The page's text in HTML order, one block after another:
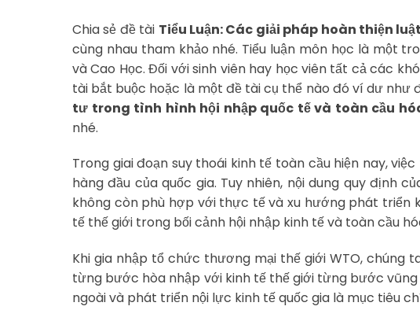
Chia sẻ đề tài Tiểu Luận: Các giải pháp hoàn thiện
cùng nhau tham khảo nhé. Tiểu luận môn học là một
và Cao Học. Đối với sinh viên hay học viên tất cả các
tài bắt buộc hoặc là một đề tài cụ thể nào đó ví dư như
tư trong tình hình hội nhập quốc tế và toàn cầu
nhé.
Trong giai đoạn suy thoái kinh tế toàn cầu hiện nay,
hàng đầu của quốc gia. Tuy nhiên, nội dung quy định
không còn phù hợp với thực tế và xu hướng phát triển
tế thế giới trong bối cảnh hội nhập kinh tế và toàn cầu
Khi gia nhập tổ chức thương mại thế giới WTO,
từng bước hòa nhập với kinh tế thế giới từng bước
ngoài và phát triển nội lực kinh tế quốc gia là mục tiêu